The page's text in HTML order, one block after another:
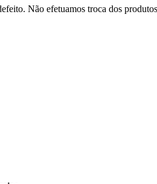
Não efetuamos troca dos